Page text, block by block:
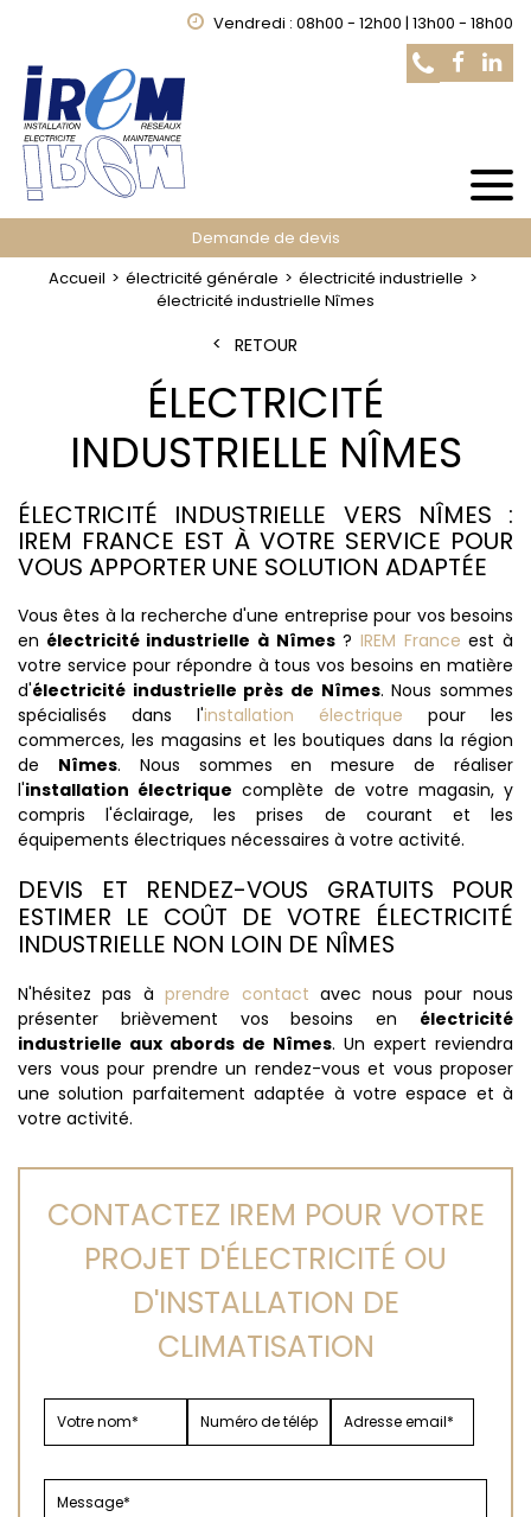
Vendredi : 08h00 - 12h00 | 13h00 - 18h00
Demande de devis
Accueil
électricité générale
électricité industrielle
électricité industrielle Nîmes
RETOUR
ÉLECTRICITÉ
INDUSTRIELLE NÎMES
ÉLECTRICITÉ INDUSTRIELLE VERS NÎMES :
IREM FRANCE EST À VOTRE SERVICE POUR
VOUS APPORTER UNE SOLUTION ADAPTÉE
Vous êtes à la recherche d'une entreprise pour vos besoins
en électricité industrielle à Nîmes?IREM France est à
votre service pour répondre à tous vos besoins en matière
d'électricité industrielle près de Nîmes. Nous sommes
spécialisés dans l'installation électrique pour les
commerces, les magasins et les boutiques dans la région
de Nîmes. Nous sommes en mesure de réaliser
l'installation électrique complète de votre magasin, y
compris l'éclairage, les prises de courant et les
équipements électriques nécessaires à votre activité.
DEVIS ET RENDEZ-VOUS GRATUITS POUR
ESTIMER LE COÛT DE VOTRE ÉLECTRICITÉ
INDUSTRIELLE NON LOIN DE NÎMES
N'hésitez pas àprendre contact avec nous pour nous
présenter brièvement vos besoins en électricité
industrielle aux abords de Nîmes. Un expert reviendra
vers vous pour prendre un rendez-vous et vous proposer
une solution parfaitement adaptée à votre espace et à
votre activité.
CONTACTEZ IREM POUR VOTRE
PROJET D'ÉLECTRICITÉ OU
D'INSTALLATION DE
CLIMATISATION